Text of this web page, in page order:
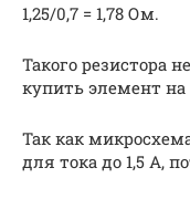
1,25/0,7 = 1,78 Ом.
Такого резистора
купить элемент на
Так как
для тока до 1,5 А,